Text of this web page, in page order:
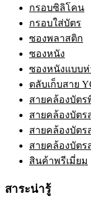
กรอบซิลิโคน
กรอบใส่บัตร
ซองพลาสติก
ซองหนัง
ซองหนังแบบห่
ตลับเก็บสาย
สายคล้องบัตร
สายคล้องบัตร
สายคล้องบัตร
สายคล้องบัตร
สินค้าพรีเมี่ยม
สาระน่ารู้